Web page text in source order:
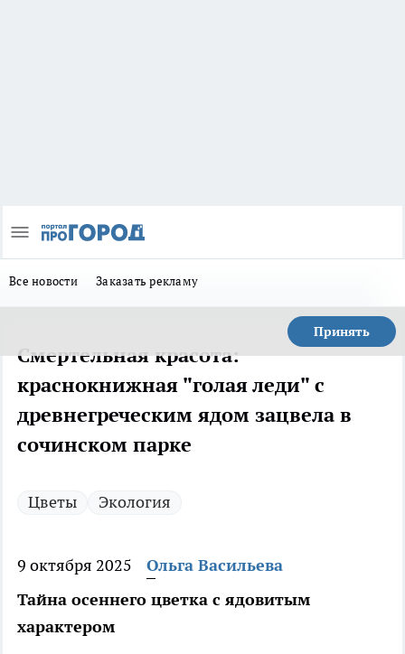
Все новости Заказать рекламу
Принять
Смертельная красота:
краснокнижная "голая леди" с
древнегреческим ядом зацвела в
сочинском парке
Цветы Экология
9 октября 2025
Ольга Васильева
Тайна осеннего цветка с ядовитым
характером